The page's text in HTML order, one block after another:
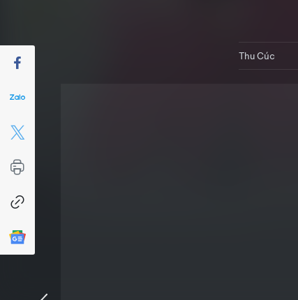
Thu Cúc